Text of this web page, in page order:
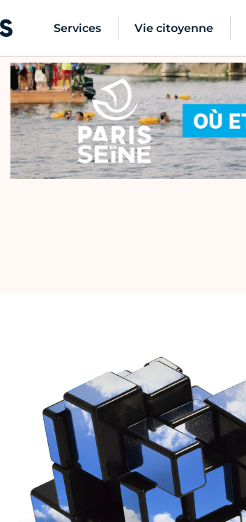
Services Vie citoyenne